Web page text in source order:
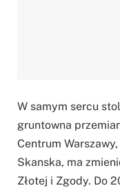
W samym sercu
gruntowna
Centrum
Skanska, ma
Złotej i Zgody. Do